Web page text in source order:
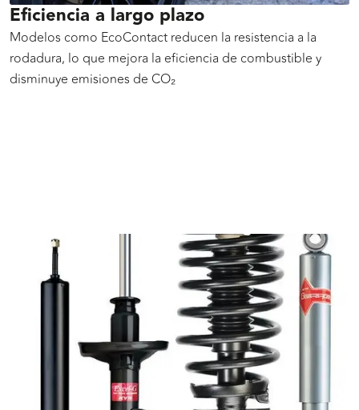
Eficiencia a largo plazo
Modelos como EcoContact reducen la resistencia a la
rodadura, lo que mejora la eficiencia de combustible y
disminuye emisiones de CO₂